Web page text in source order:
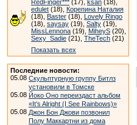
RedFinger*** (17), ksan (18),
edulet (18), Корепина Наталия
(18), Baster (18), Lovely Ringo
(18), saysay (19), Salty (19),
MissLennona (19), MiheyS (20),
Sexy_Sadie (21), TheTech (21)
Показать всех
Последние новости:
05.08 Скульптурную группу Битлз
установили в Томске
05.08 Йоко Оно переиздаст альбом
«It’s Alright (I See Rainbows)»
05.08 Джон Бон Джови позвонил
Полу Маккартни из дома